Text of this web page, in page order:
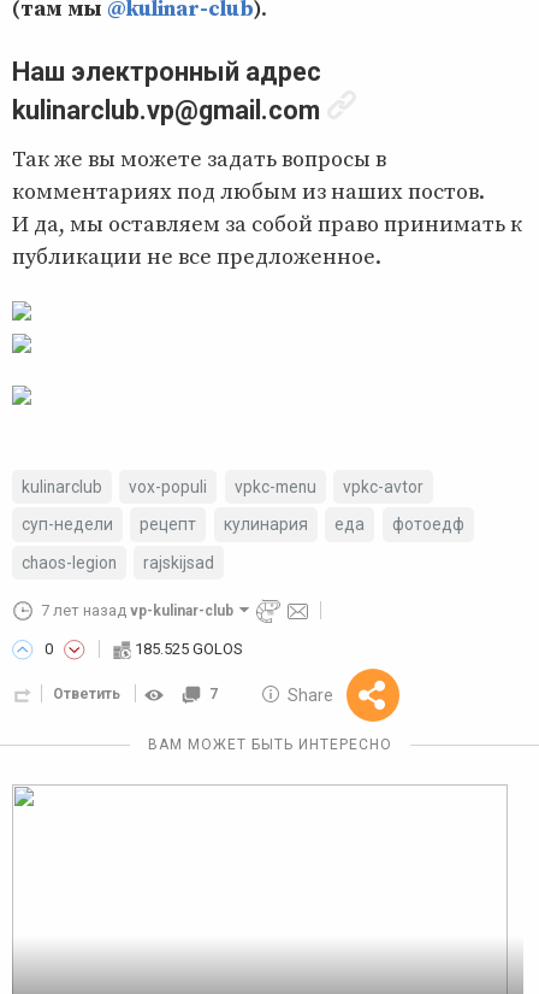
(там мы @kulinar-club).
Наш электронный адрес
kulinarclub.vp@gmail.com
Так же вы можете задать вопросы в
комментариях под любым из наших постов.
И да, мы оставляем за собой право принимать к
публикации не все предложенное.
kulinarclub vox-populi vpkc-menu
vpkc-avtor
суп-недели
рецепт кулинария еда
фотоедф
chaos-legion
rajskijsad
7 лет назад vp-kulinar-club
0 185.525 GOLOS
Ответить 7 Share
Reward
10 GOLOS
ВАМ МОЖЕТ БЫТЬ ИНТЕРЕСНО